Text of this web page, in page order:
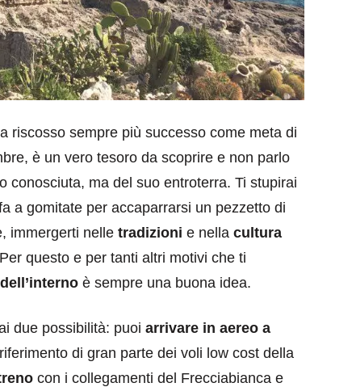
riscosso sempre più successo come meta di
è un vero tesoro da scoprire e non parlo
conosciuta, ma del suo entroterra. Ti stupirai
a gomitate per accaparrarsi un pezzetto di
immergerti nelle tradizioni e nella cultura
questo e per tanti altri motivi che ti
è sempre una buona idea.
due possibilità: puoi arrivare in aereo a
di gran parte dei voli low cost della
con i collegamenti del Frecciabianca e